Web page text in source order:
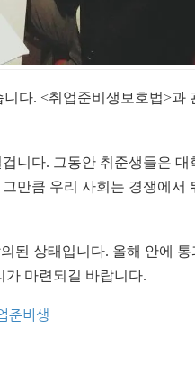
다. <취업준비생보호법>과
니다. 그동안 취준생들은 대
만큼 우리 사회는 경쟁에서
된 상태입니다. 올해 안에 통
가 마련되길 바랍니다.
준비생